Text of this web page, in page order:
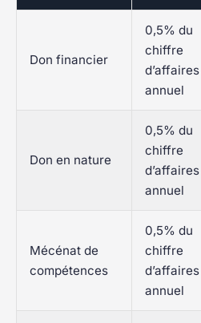
Don financier
0,5% du
chiffre
d’affaires
annuel
Don en nature
0,5% du
chiffre
d’affaires
annuel
Mécénat de
compétences
0,5% du
chiffre
d’affaires
annuel